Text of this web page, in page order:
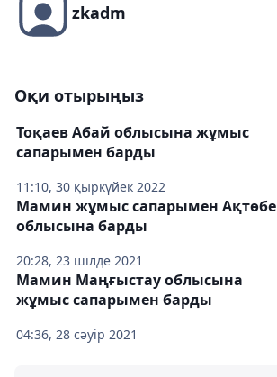
zkadm
Оқи отырыңыз
11:10, 30 қыркүйек 2022
Тоқаев Абай облысына жұмыс
сапарымен барды
20:28, 23 шілде 2021
Мамин жұмыс сапарымен Ақтөбе
облысына барды
04:36, 28 сәуір 2021
Мамин Маңғыстау облысына
жұмыс сапарымен барды